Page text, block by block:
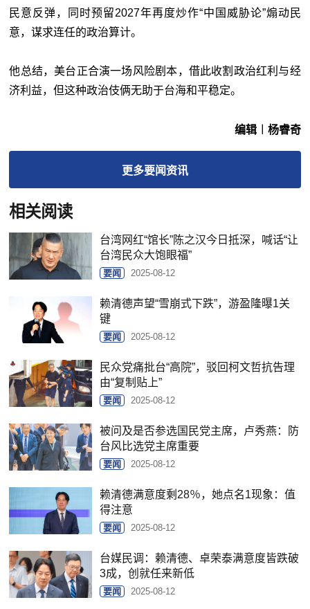
民意反弹，同时预留2027年再度炒作“中国威胁论”煽动民
意，谋求连任的政治算计。
他总结，美台正合演一场风险剧本，借此收割政治红利与经
济利益，但这种政治伎俩无助于台海和平稳定。
编辑︱杨睿奇
更多要闻资讯
相关阅读
台湾网红“馆长”陈之汉今日抵深，喊话“让
台湾民众大饱眼福”
要闻 2025-08-12
赖清德声望“雪崩式下跌”，游盈隆曝1关
键
要闻 2025-08-12
民众党痛批台“高院”，驳回柯文哲抗告理
由“复制贴上”
要闻 2025-08-12
被问及是否参选国民党主席，卢秀燕：防
台风比选党主席重要
要闻 2025-08-12
赖清德满意度剩28％，她点名1现象：值
得注意
要闻 2025-08-12
台媒民调：赖清德、卓荣泰满意度皆跌破
3成，创就任来新低
要闻 2025-08-12